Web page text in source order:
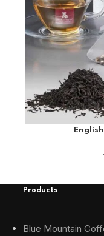
Products
Blue Mountain